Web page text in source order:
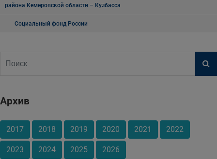
района Кемеровской области – Кузбасса
Социальный фонд России
Архив
2017 2018 2019 2020 2021 2022
2023 2024 2025 2026